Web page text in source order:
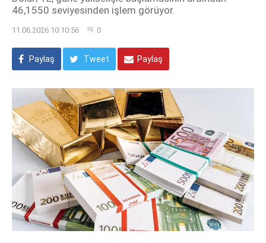
46,1550 seviyesinden işlem görüyor.
11.06.2026 10:10:56 0
Paylaş Tweet Paylaş